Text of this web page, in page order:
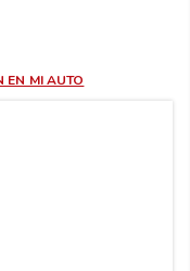
EN MI AUTO